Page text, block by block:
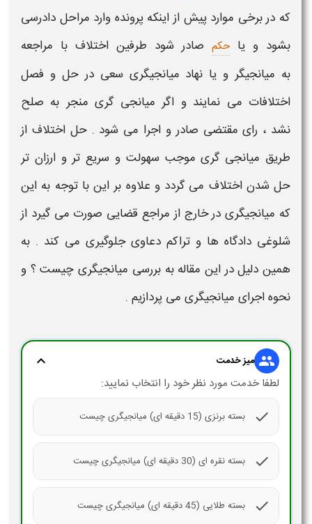
که در برخی موارد پیش از اینکه پرونده وارد مراحل دادرسی
بشود و یاحکم صادر شود طرفین اختلاف با مراجعه
به میانجیگر و یا نهاد میانجیگری سعی در حل و فصل
اختلافات می نمایند و اگر میانجی گریمنجر به صلح
نشد ، رای مقتضی صادر و اجرا می شود . حل اختلاف از
طریق میانجی گریموجب سهولت و سریع تر و ارزان تر
حل شدن اختلاف می گردد و علاوه بر این با توجه به این
که میانجیگریدر خارج از مراجع قضایی صورت می گیرد از
شلوغی دادگاه ها و تراکم دعاوی جلوگیری می کند . به
همین دلیل در این مقاله به بررسی میانجیگری چیست ؟ و
نحوه اجرای میانجیگری می پردازیم .
group میز خدمت expand_more
لطفا خدمت مورد نظر خود را انتخاب نمایید:
check بسته برنزی (15 دقیقه ای) میانجیگری چیست
check بسته نقره ای (30 دقیقه ای) میانجیگری چیست
check بسته طلایی (45 دقیقه ای) میانجیگری چیست